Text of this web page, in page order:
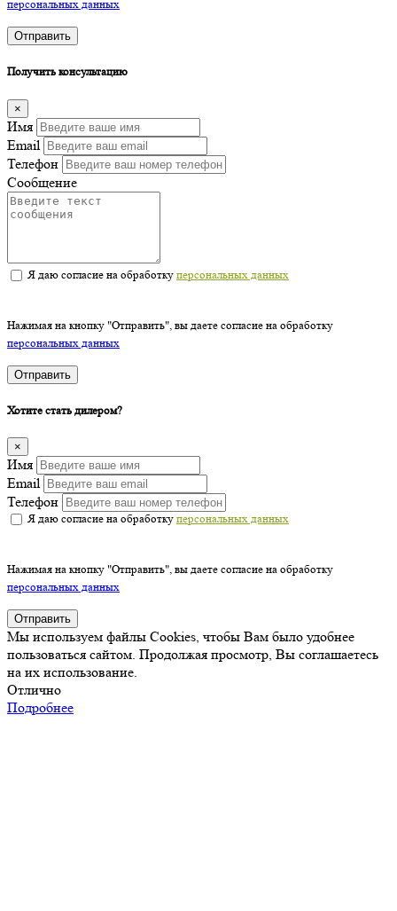
персональных данных
Отправить
Получить консультацию
×
Имя
Email
Телефон
Сообщение
Я даю согласие на обработку персональных данных
Нажимая на кнопку "Отправить", вы даете согласие на обработку
персональных данных
Отправить
Хотите стать дилером?
×
Имя
Email
Телефон
Я даю согласие на обработку персональных данных
Нажимая на кнопку "Отправить", вы даете согласие на обработку
персональных данных
Отправить
Мы используем файлы Cookies, чтобы Вам было удобнее
пользоваться сайтом. Продолжая просмотр, Вы соглашаетесь
на их использование.
Отлично
Подробнее